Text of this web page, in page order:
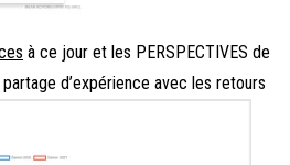
à ce jour et les PERSPECTIVES de
d’expérience avec les retours